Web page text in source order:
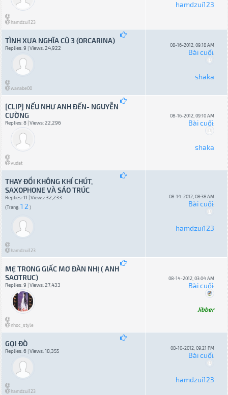
hamdzui123
hamdzui123
TÌNH XƯA NGHĨA CŨ 3 (ORCARINA)
Replies: 9 | Views: 24,922
wanabe00
08-16-2012, 09:18 AM
Bài cuối:
shaka
[CLIP] NẾU NHƯ ANH ĐẾN- NGUYỄN
CƯỜNG
Replies: 8 | Views: 22,296
vudat
08-16-2012, 09:10 AM
Bài cuối:
shaka
THAY ĐỔI KHÔNG KHÍ CHÚT,
SAXOPHONE VÀ SÁO TRÚC
Replies: 11 | Views: 32,233
(Trang:1 2 )
hamdzui123
08-14-2012, 08:38 AM
Bài cuối:
hamdzui123
MẸ TRONG GIẤC MƠ ĐÀN NHỊ ( ANH
SAOTRUC)
Replies: 9 | Views: 27,433
nhoc_style
08-14-2012, 03:04 AM
Bài cuối:
Jibber
GỌI ĐÒ
Replies: 6 | Views: 18,355
hamdzui123
08-10-2012, 09:21 PM
Bài cuối:
hamdzui123